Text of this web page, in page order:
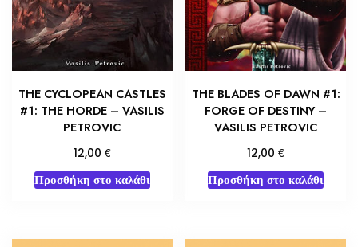
THE CYCLOPEAN CASTLES
#1: THE HORDE – VASILIS
PETROVIC
12,00 €
Προσθήκη στο καλάθι
THE BLADES OF DAWN #1:
FORGE OF DESTINY –
VASILIS PETROVIC
12,00€
Προσθήκη στο καλάθι